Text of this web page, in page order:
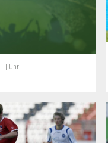
| Uhr